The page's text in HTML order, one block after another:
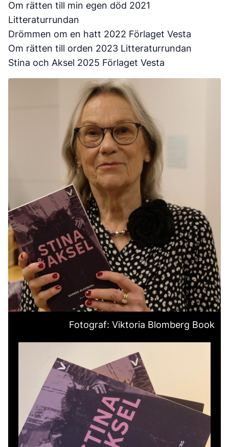
Om rätten till min egen död 2021
Litteraturrundan
Drömmen om en hatt 2022 Förlaget Vesta
Om rätten till orden 2023 Litteraturrundan
Stina och Aksel 2025 Förlaget Vesta
Fotograf: Viktoria Blomberg Book